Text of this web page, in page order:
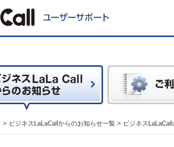
> ビジネスLaLaCallからのお知らせ一覧 > ビジネス